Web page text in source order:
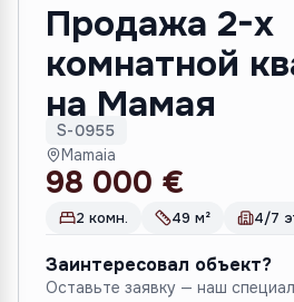
Продажа 2-х
комнатной
на Мамая
S-0955
Mamaia
98 000 €
2 комн. 49 м² 4/7
Заинтересовал объект?
Оставьте заявку — наш